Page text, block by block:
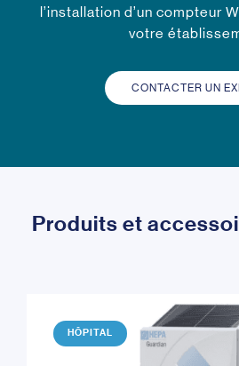
l’installation d’un compteur
votre
CONTACTER UN
Produits et
HÔPITAL